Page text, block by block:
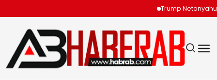
Trump Netanyahu